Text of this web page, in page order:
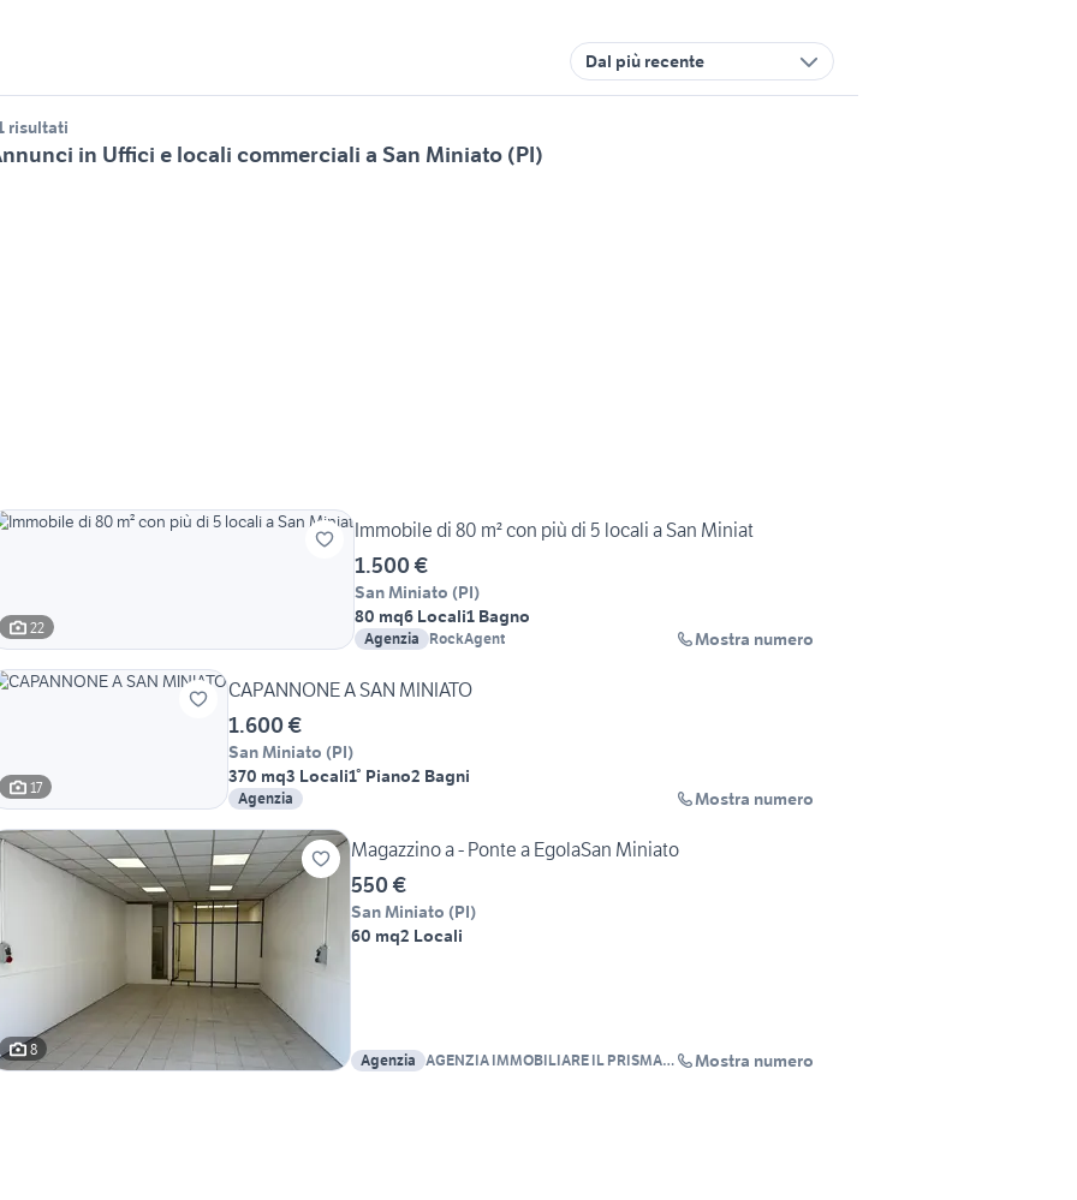
Dal più recente
risultati
in Uffici e locali commerciali a San Miniato (PI)
22
Immobile di 80 m² con più di 5 locali a San Miniat
1.500 €
San Miniato (PI)
80 mq6 Locali1 Bagno
Agenzia RockAgent Mostra numero
17
CAPANNONE A SAN MINIATO
1.600 €
San Miniato (PI)
370 mq3 Locali1° Piano2 Bagni
Agenzia Mostra numero
8
Magazzino a - Ponte a EgolaSan Miniato
550 €
San Miniato (PI)
60 mq2 Locali
Agenzia AGENZIA IMMOBILIARE IL PRISMA
Mostra numero